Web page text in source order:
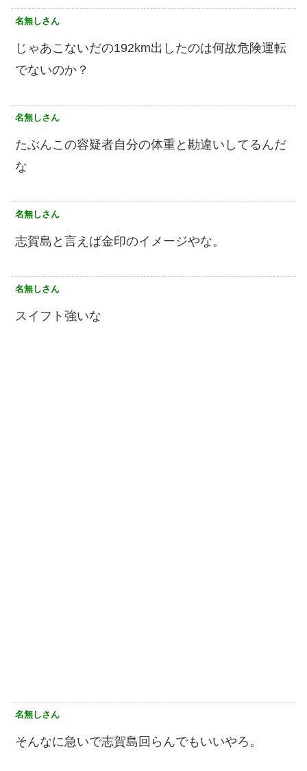
名無しさん
じゃあこないだの192km出したのは何故危険運転
でないのか？
名無しさん
たぶんこの容疑者自分の体重と勘違いしてるんだ
な
名無しさん
志賀島と言えば金印のイメージやな。
名無しさん
スイフト強いな
名無しさん
そんなに急いで志賀島回らんでもいいやろ。